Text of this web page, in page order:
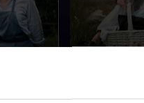
komme
Bruun.